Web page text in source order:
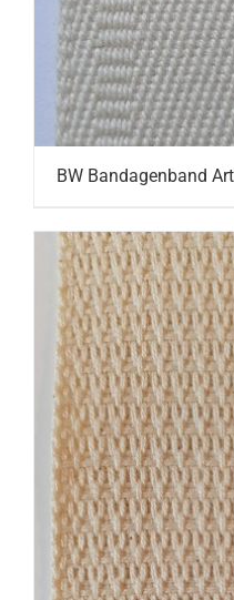
BW Bandagenband